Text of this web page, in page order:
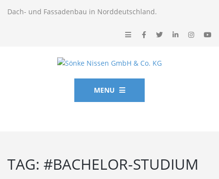
Dach- und Fassadenbau in Norddeutschland.
MENU
TAG: #BACHELOR-STUDIUM